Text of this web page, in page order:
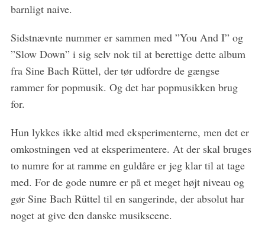
barnligt naive.
Sidstnævnte nummer er sammen med ”You And I” og
”Slow Down” i sig selv nok til at berettige dette album
fra Sine Bach Rüttel, der tør udfordre de gængse
rammer for popmusik. Og det har popmusikken brug
for.
Hun lykkes ikke altid med eksperimenterne, men det er
omkostningen ved at eksperimentere. At der skal bruges
to numre for at ramme en guldåre er jeg klar til at tage
med. For de gode numre er på et meget højt niveau og
gør Sine Bach Rüttel til en sangerinde, der absolut har
noget at give den danske musikscene.